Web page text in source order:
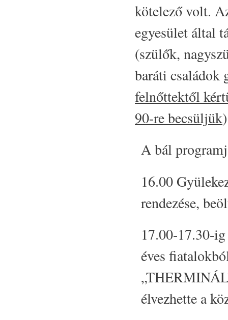
kötelező volt.
egyesület által
(szülők,
baráti családok
felnőttektől
90-re becsüljük
A bál
16.00
rendezése,
17.00-17.30-
éves
élvezhette a